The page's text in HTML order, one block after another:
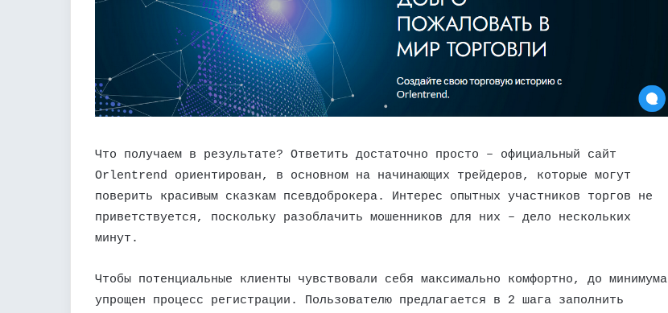
Что получаем в результате? Ответить достаточно просто – официальный сайт
Orlentrend ориентирован, в основном на начинающих трейдеров, которые могут
поверить красивым сказкам псевдоброкера. Интерес опытных участников торгов не
приветствуется, поскольку разоблачить мошенников для них – дело нескольких
минут.
Чтобы потенциальные клиенты чувствовали себя максимально комфортно, до минимума
упрощен процесс регистрации. Пользователю предлагается в 2 шага заполнить